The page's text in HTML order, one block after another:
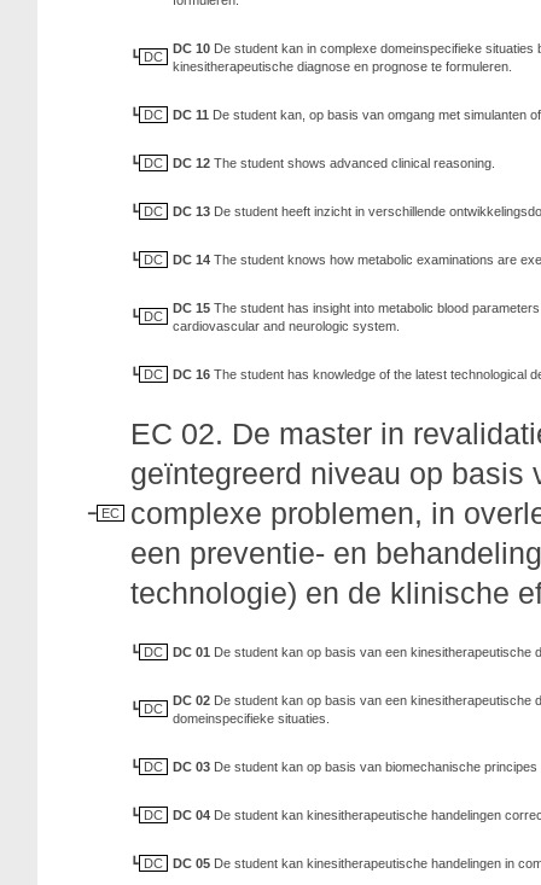
DC
DC 10 De student kan in complexe domeinspecifieke
kinesitherapeutische diagnose en prognose te formuleren.
DC DC 11 De student kan, op basis van omgang met simulanten
DC DC 12 The student shows advanced clinical reasoning.
DC DC 13 De student heeft inzicht in verschillende
DC DC 14 The student knows how metabolic examinations are
DC
DC 15 The student has insight into metabolic blood
cardiovascular and neurologic system.
DC DC 16 The student has knowledge of the latest technological
EC
EC 02. De master in
geïntegreerd niveau op basis
complexe problemen, in
een preventie- en
technologie) en de klinische
DC DC 01 De student kan op basis van een kinesitherapeutische
DC
DC 02 De student kan op basis van een kinesitherapeutische
domeinspecifieke situaties.
DC DC 03 De student kan op basis van biomechanische
DC DC 04 De student kan kinesitherapeutische handelingen
DC DC 05 De student kan kinesitherapeutische handelingen in